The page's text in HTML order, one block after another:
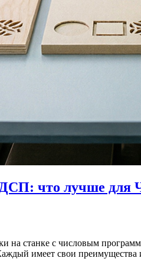
что лучше для
на станке с числовым
имеет свои преимущества